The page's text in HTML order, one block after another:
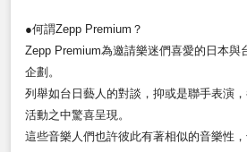
●何謂Zepp Premium？
Zepp Premium為邀請樂迷們喜愛的日本與
企劃。
列舉如台日藝人的對談，抑或是聯手表演
活動之中驚喜呈現。
這些音樂人們也許彼此有著相似的音樂性